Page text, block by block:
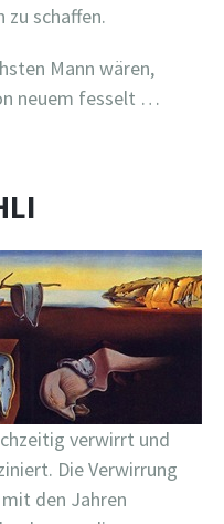
zu schaffen.
Mann wären,
neuem fesselt …
verwirrt und
Die Verwirrung
den Jahren